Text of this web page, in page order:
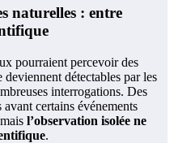
naturelles : entre
pourraient percevoir des
deviennent détectables par les
interrogations. Des
certains événements
l’observation isolée ne
.